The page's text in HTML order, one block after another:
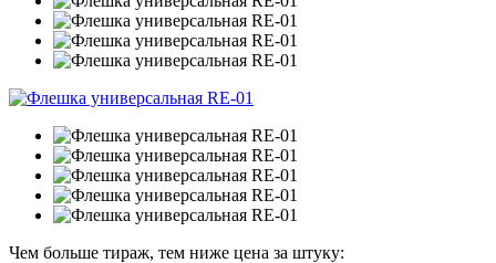
Чем больше тираж, тем ниже цена за штуку: